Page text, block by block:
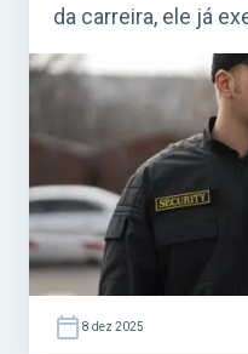
da carreira, ele já
segurança pública,
combate ao crime,
do tráfego nas
Grátis INSS 2026!
8 dez 2025